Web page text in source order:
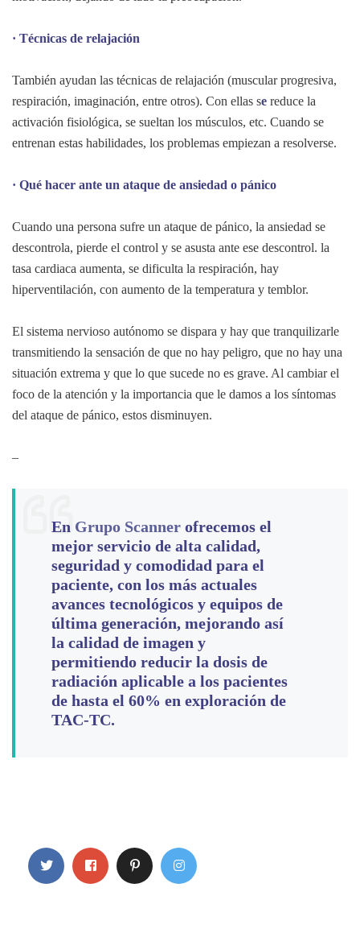
· Técnicas de relajación
También ayudan las técnicas de relajación (muscular progresiva,
respiración, imaginación, entre otros). Con ellas se reduce la
activación fisiológica, se sueltan los músculos, etc. Cuando se
entrenan estas habilidades, los problemas empiezan a resolverse.
· Qué hacer ante un ataque de ansiedad o pánico
Cuando una persona sufre un ataque de pánico, la ansiedad se
descontrola, pierde el control y se asusta ante ese descontrol. la
tasa cardiaca aumenta, se dificulta la respiración, hay
hiperventilación, con aumento de la temperatura y temblor.
El sistema nervioso autónomo se dispara y hay que tranquilizarle
transmitiendo la sensación de que no hay peligro, que no hay una
situación extrema y que lo que sucede no es grave. Al cambiar el
foco de la atención y la importancia que le damos a los síntomas
del ataque de pánico, estos disminuyen.
–
En Grupo Scanner ofrecemos el
mejor servicio de alta calidad,
seguridad y comodidad para el
paciente, con los más actuales
avances tecnológicos y equipos de
última generación, mejorando así
la calidad de imagen y
permitiendo reducir la dosis de
radiación aplicable a los pacientes
de hasta el 60% en exploración de
TAC-TC.